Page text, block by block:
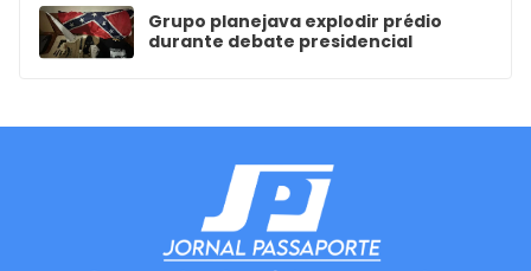
Grupo planejava explodir prédio
durante debate presidencial